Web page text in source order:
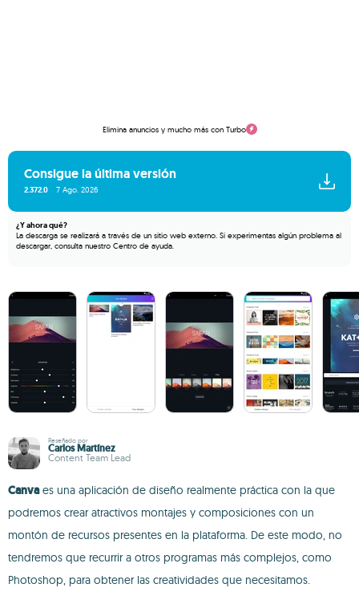
Elimina anuncios y mucho más con Turbo
Consigue la última versión
2.372.0 7 Ago. 2026
¿Y ahora qué?
La descarga se realizará a través de un sitio web externo. Si experimentas algún problema al
descargar, consulta nuestro Centro de ayuda.
Reseñado por
Carlos Martínez
Content Team Lead
Canvaes una aplicación de diseño realmente práctica con la que
podremos crear atractivos montajes y composiciones con un
montón de recursos presentes en la plataforma. De este modo, no
tendremos que recurrir a otros programas más complejos, como
Photoshop, para obtener las creatividades que necesitamos.